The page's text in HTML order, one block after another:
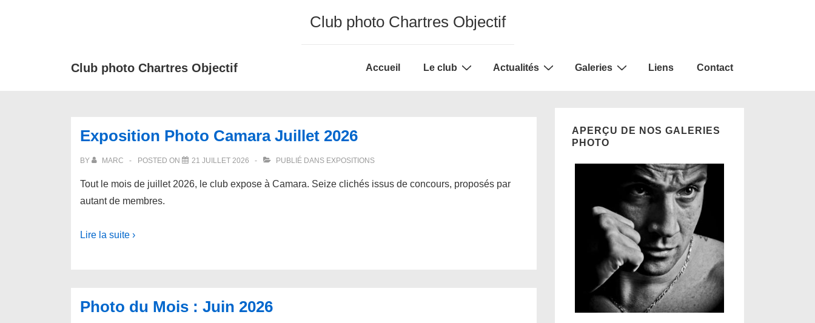
Club photo Chartres Objectif
Club photo Chartres Objectif
Main
Accueil Le club Actualités Galeries Liens Contact
Exposition Photo Camara Juillet 2026
BY MARC POSTED ON 21 JUILLET 2026 PUBLIÉ DANS EXPOSITIONS
Tout le mois de juillet 2026, le club expose à Camara. Seize clichés issus de concours, proposés par
autant de membres.
Lire la suite ›
Photo du Mois : Juin 2026
APERÇU DE NOS GALERIES
PHOTO